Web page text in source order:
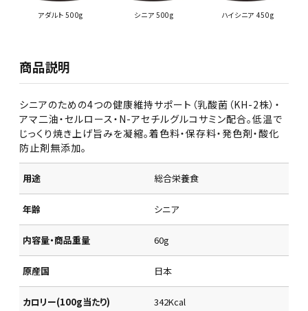
アダルト 500g シニア 500g ハイシニア 450g
商品説明
シニアのための4つの健康維持サポート（乳酸菌（KH-2株）・
アマ二油・セルロース・N-アセチルグルコサミン配合。低温で
じっくり焼き上げ旨みを凝縮。着色料・保存料・発色剤・酸化
防止剤無添加。
用途 総合栄養食
年齢 シニア
内容量・商品重量 60g
原産国 日本
カロリー(100g当たり) 342Kcal